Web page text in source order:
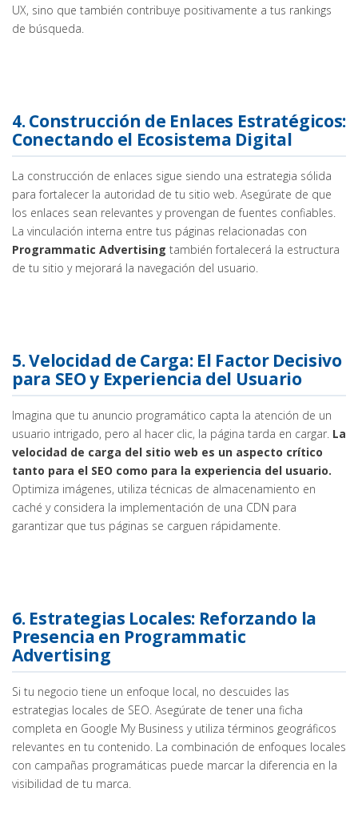
UX, sino que también contribuye positivamente a tus rankings
de búsqueda.
4. Construcción de Enlaces Estratégicos:
Conectando el Ecosistema Digital
La construcción de enlaces sigue siendo una estrategia sólida
para fortalecer la autoridad de tu sitio web. Asegúrate de que
los enlaces sean relevantes y provengan de fuentes confiables.
La vinculación interna entre tus páginas relacionadas con
Programmatic Advertising también fortalecerá la estructura
de tu sitio y mejorará la navegación del usuario.
5. Velocidad de Carga: El Factor Decisivo
para SEO y Experiencia del Usuario
Imagina que tu anuncio programático capta la atención de un
usuario intrigado, pero al hacer clic, la página tarda en cargar. La
velocidad de carga del sitio web es un aspecto crítico
tanto para el SEO como para la experiencia del usuario.
Optimiza imágenes, utiliza técnicas de almacenamiento en
caché y considera la implementación de una CDN para
garantizar que tus páginas se carguen rápidamente.
6. Estrategias Locales: Reforzando la
Presencia en Programmatic
Advertising
Si tu negocio tiene un enfoque local, no descuides las
estrategias locales de SEO. Asegúrate de tener una ficha
completa en Google My Business y utiliza términos geográficos
relevantes en tu contenido. La combinación de enfoques locales
con campañas programáticas puede marcar la diferencia en la
visibilidad de tu marca.